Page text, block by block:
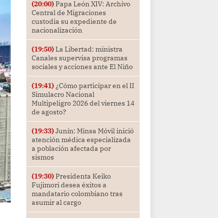
(20:00)Papa León XIV: Archivo
Central de Migraciones
custodia su expediente de
nacionalización
(19:50)La Libertad: ministra
Canales supervisa programas
sociales y acciones ante El Niño
(19:41)¿Cómo participar en el II
Simulacro Nacional
Multipeligro 2026 del viernes 14
de agosto?
(19:33)Junín: Minsa Móvil inició
atención médica especializada
a población afectada por
sismos
(19:30)Presidenta Keiko
Fujimori desea éxitos a
mandatario colombiano tras
asumir al cargo